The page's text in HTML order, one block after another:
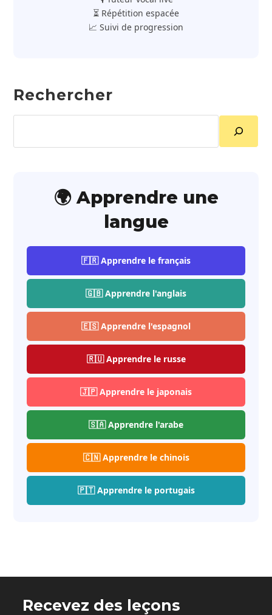
⏳ Répétition espacée
📈 Suivi de progression
Rechercher
🌍 Apprendre une
langue
🇫🇷 Apprendre le français
🇬🇧 Apprendre l'anglais
🇪🇸 Apprendre l'espagnol
🇷🇺 Apprendre le russe
🇯🇵 Apprendre le japonais
🇸🇦 Apprendre l'arabe
🇨🇳 Apprendre le chinois
🇵🇹 Apprendre le portugais
Recevez des leçons